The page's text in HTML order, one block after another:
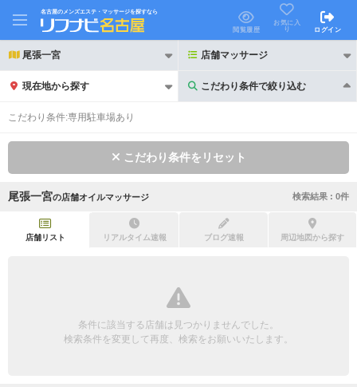
名古屋のメンズエステ・マッサージを探すなら
閲覧履歴
お気に入
り
ログイン
尾張一宮 店舗マッサージ
現在地から探す こだわり条件で絞り込む
こだわり条件で絞り込む
初回割引あり リピーター割引あり
団体様歓迎
こだわり条件:専用駐車場あり
こだわり条件をリセット
尾張一宮の店舗オイルマッサージ 検索結果 : 0件
店舗リスト リアルタイム速報 ブログ速報 周辺地図から探す
条件に該当する店舗は見つかりませんでした。
検索条件を変更して再度、検索をお願いいたします。